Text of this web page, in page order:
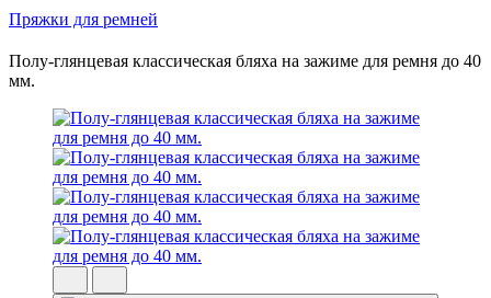
Пряжки для ремней
Полу-глянцевая классическая бляха на зажиме для ремня до 40
мм.